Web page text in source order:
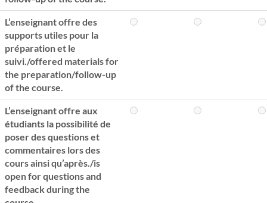
L’enseignant offre des
supports utiles pour la
préparation et le
suivi./offered materials for
the preparation/follow-up
of the course.
L’enseignant offre aux
étudiants la possibilité de
poser des questions et
commentaires lors des
cours ainsi qu’après./is
open for questions and
feedback during the